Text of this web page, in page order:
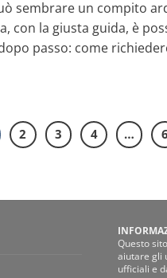
sembrare un compito
con la giusta guida, è
passo: come
2 3 4 … 6
Questo
aiutare gli
ufficiali e